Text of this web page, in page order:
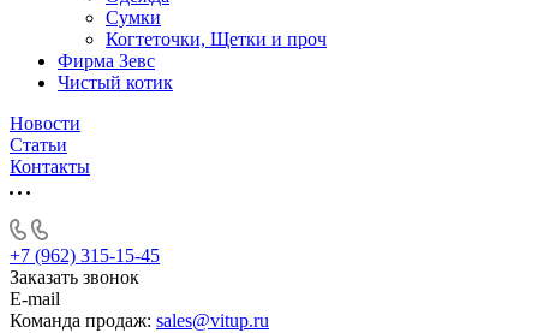
Сумки
Когтеточки, Щетки и проч
Фирма Зевс
Чистый котик
Новости
Статьи
Контакты
+7 (962) 315-15-45
Заказать звонок
E-mail
Команда продаж: sales@vitup.ru